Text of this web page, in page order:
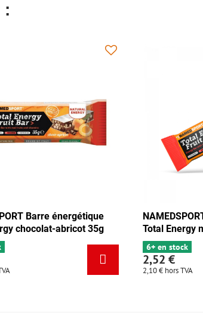
:
Barre énergétique
Energy mix Caraïbes 35g
6+ en stock
€
Total
5 en
2,10 €